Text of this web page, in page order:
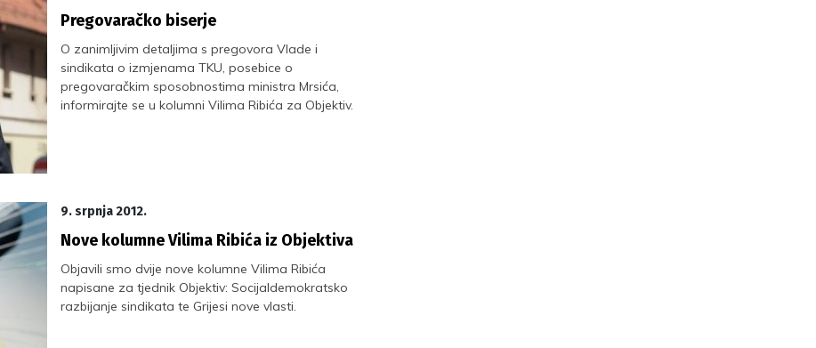
Pregovaračko biserje
O zanimljivim detaljima s pregovora Vlade i
sindikata o izmjenama TKU, posebice o
pregovaračkim sposobnostima ministra Mrsića,
informirajte se u kolumni Vilima Ribića za Objektiv.
9. srpnja 2012.
Nove kolumne Vilima Ribića iz Objektiva
Objavili smo dvije nove kolumne Vilima Ribića
napisane za tjednik Objektiv: Socijaldemokratsko
razbijanje sindikata te Grijesi nove vlasti.